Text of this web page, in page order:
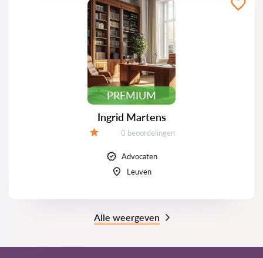
PREMIUM
Ingrid Martens
Beoordelingen:
0 beoordelingen
Advocaten
Leuven
Alle weergeven